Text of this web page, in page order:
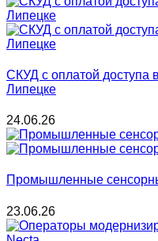
СКУД с оплатой доступа
Липецке
24.06.26
Промышленные
23.06.26